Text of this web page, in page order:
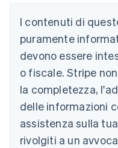
I contenuti di
puramente
devono essere
o fiscale. Stripe
la completezza,
delle informazioni
assistenza sulla
rivolgiti a un
English
DeutschEnglish
Belgio
Nederlands Français
Brasile
PortuguêsEnglish
Bulgaria
Canada
EnglishFrançais